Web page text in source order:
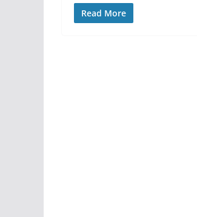
Read More